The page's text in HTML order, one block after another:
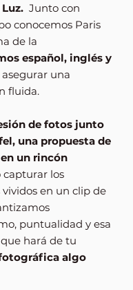
Junto con
conocemos Paris
de la
español, inglés y
una
fluida.
de fotos junto
una propuesta de
un rincón
capturar los
en un clip de
puntualidad y esa
hará de tu
algo